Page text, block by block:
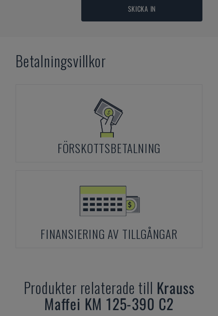
SKICKA IN
Betalningsvillkor
FÖRSKOTTSBETALNING
FINANSIERING AV TILLGÅNGAR
Produkter relaterade till Krauss
Maffei KM 125-390 C2